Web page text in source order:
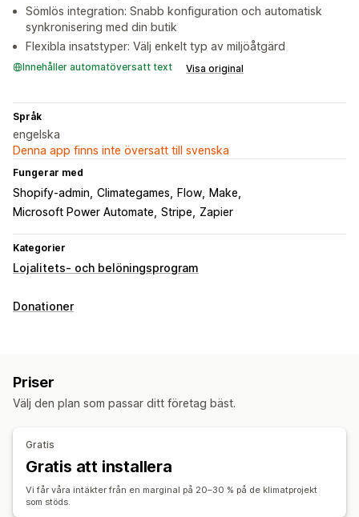
Sömlös integration: Snabb konfiguration och automatisk
synkronisering med din butik
Flexibla insatstyper: Välj enkelt typ av miljöåtgärd
Innehåller automatöversatt text Visa original
Språk
engelska
Denna app finns inte översatt till svenska
Fungerar med
Shopify-admin Climategames Flow
Make
Microsoft Power Automate Stripe Zapier
Kategorier
Lojalitets- och belöningsprogram
Donationer
Priser
Välj den plan som passar ditt företag bäst.
Gratis
Gratis att installera
Vi får våra intäkter från en marginal på 20–30 % på de klimatprojekt
som stöds.